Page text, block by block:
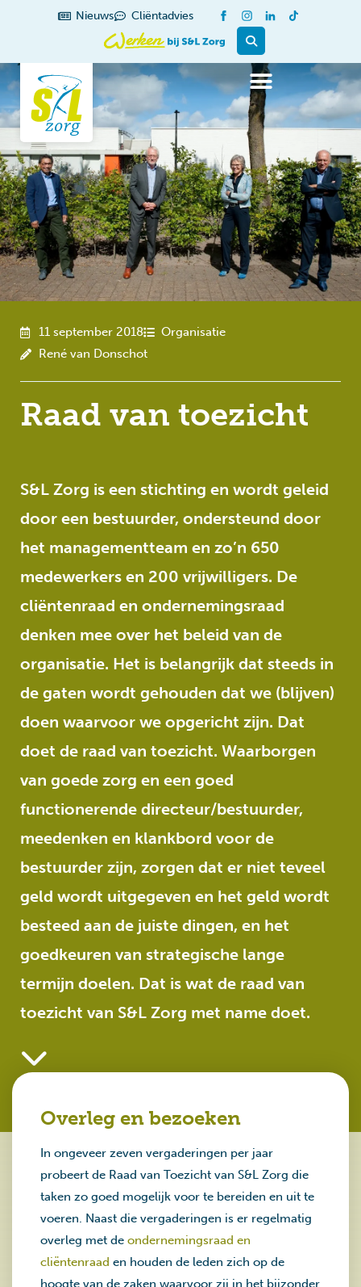
Nieuws Cliëntadvies
11 september 2018
Organisatie
René van Donschot
Raad van toezicht
S&L Zorg is een stichting en wordt geleid
door een bestuurder, ondersteund door
het managementteam en zo’n 650
medewerkers en 200 vrijwilligers. De
cliëntenraad en ondernemingsraad
denken mee over het beleid van de
organisatie. Het is belangrijk dat steeds in
de gaten wordt gehouden dat we (blijven)
doen waarvoor we opgericht zijn. Dat
doet de raad van toezicht. Waarborgen
van goede zorg en een goed
functionerende directeur/bestuurder,
meedenken en klankbord voor de
bestuurder zijn, zorgen dat er niet teveel
geld wordt uitgegeven en het geld wordt
besteed aan de juiste dingen, en het
goedkeuren van strategische lange
termijn doelen. Dat is wat de raad van
toezicht van S&L Zorg met name doet.
Overleg en bezoeken
In ongeveer zeven vergaderingen per jaar
probeert de Raad van Toezicht van S&L Zorg die
taken zo goed mogelijk voor te bereiden en uit te
voeren. Naast die vergaderingen is er regelmatig
overleg met de ondernemingsraad en
cliëntenraad en houden de leden zich op de
hoogte van de zaken waarvoor zij in het bijzonder